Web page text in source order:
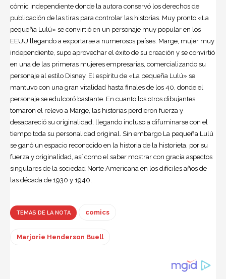
cómic independiente donde la autora conservó los derechos de
publicación de las tiras para controlar las historias. Muy pronto «La
pequeña Lulú» se convirtió en un personaje muy popular en los
EEUU llegando a exportarse a numerosos países. Marge, mujer muy
independiente, supo aprovechar el éxito de su creación y se convirtió
en una de las primeras mujeres empresarias, comercializando su
personaje al estilo Disney. El espíritu de «La pequeña Lulú» se
mantuvo con una gran vitalidad hasta finales de los 40, donde el
personaje se edulcoró bastante. En cuanto los otros dibujantes
tomaron el relevo a Marge, las historias perdieron fuerza y
desapareció su originalidad, llegando incluso a difuminarse con el
tiempo toda su personalidad original. Sin embargo La pequeña Lulú
se ganó un espacio reconocido en la historia de la historieta, por su
fuerza y originalidad, así como el saber mostrar con gracia aspectos
singulares de la sociedad Norte Americana en los difíciles años de
las década de 1930 y 1940.
TEMAS DE LA NOTA comics
Marjorie Henderson Buell